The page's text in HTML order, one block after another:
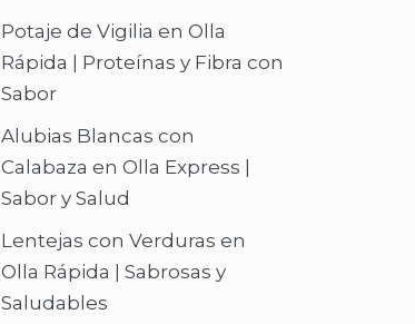
Potaje de Vigilia en Olla
Rápida | Proteínas y Fibra con
Sabor
Alubias Blancas con
Calabaza en Olla Express |
Sabor y Salud
Lentejas con Verduras en
Olla Rápida | Sabrosas y
Saludables